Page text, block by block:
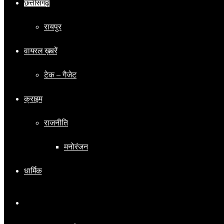
छत्तीसगढ़
रायपुर
वायरल ख़बरें
टेक – गैजेट
क्राइम
राजनीति
मनोरंजन
धार्मिक